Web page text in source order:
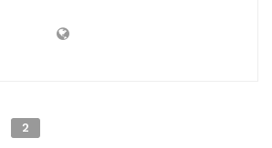
2